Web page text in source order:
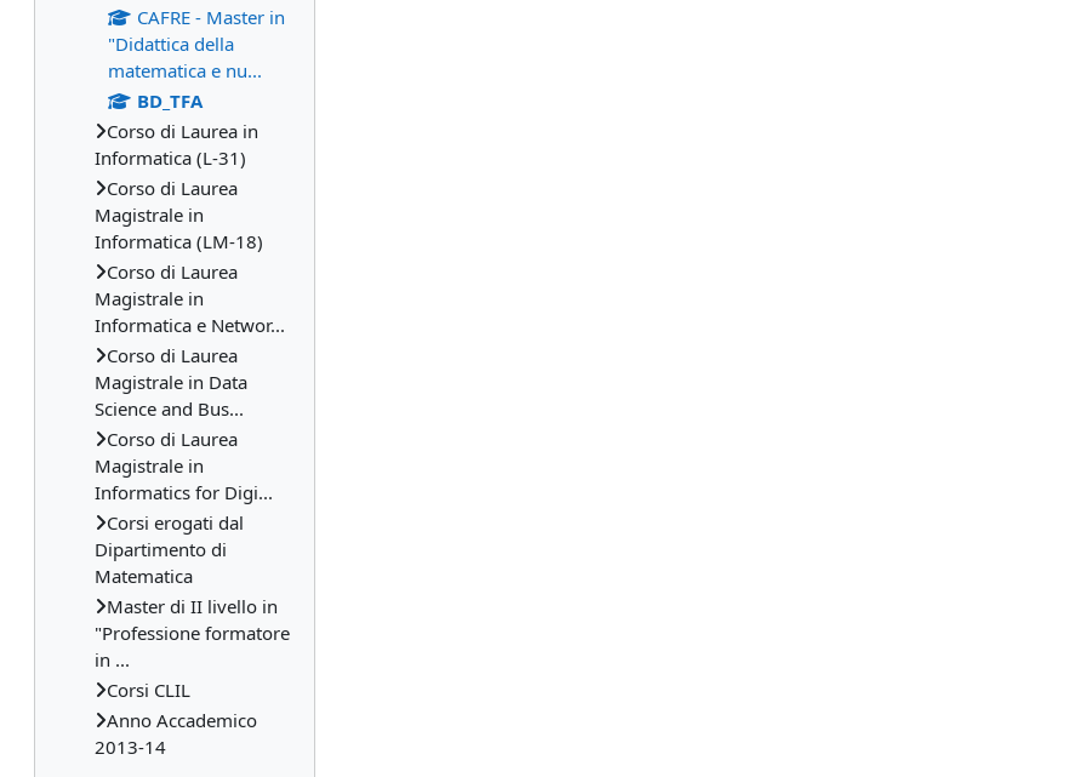
CAFRE - Master in
"Didattica della
matematica e nu...
BD_TFA
Corso di Laurea in
Informatica (L-31)
Corso di Laurea
Magistrale in
Informatica (LM-18)
Corso di Laurea
Magistrale in
Informatica e Networ...
Corso di Laurea
Magistrale in Data
Science and Bus...
Corso di Laurea
Magistrale in
Informatics for Digi...
Corsi erogati dal
Dipartimento di
Matematica
Master di II livello in
"Professione formatore
in ...
Corsi CLIL
Anno Accademico
2013-14